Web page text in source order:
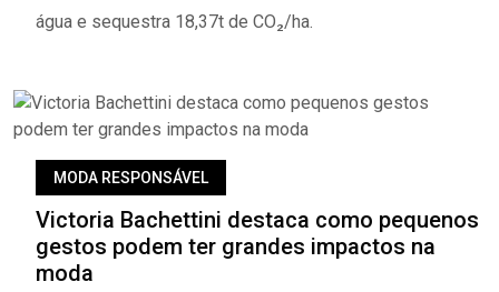
água e sequestra 18,37t de CO₂/ha.
MODA RESPONSÁVEL
Victoria Bachettini destaca como pequenos
gestos podem ter grandes impactos na
moda